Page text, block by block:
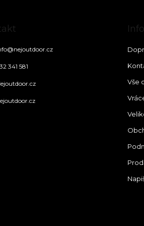
@nejoutdoor.cz
341 581
Vše